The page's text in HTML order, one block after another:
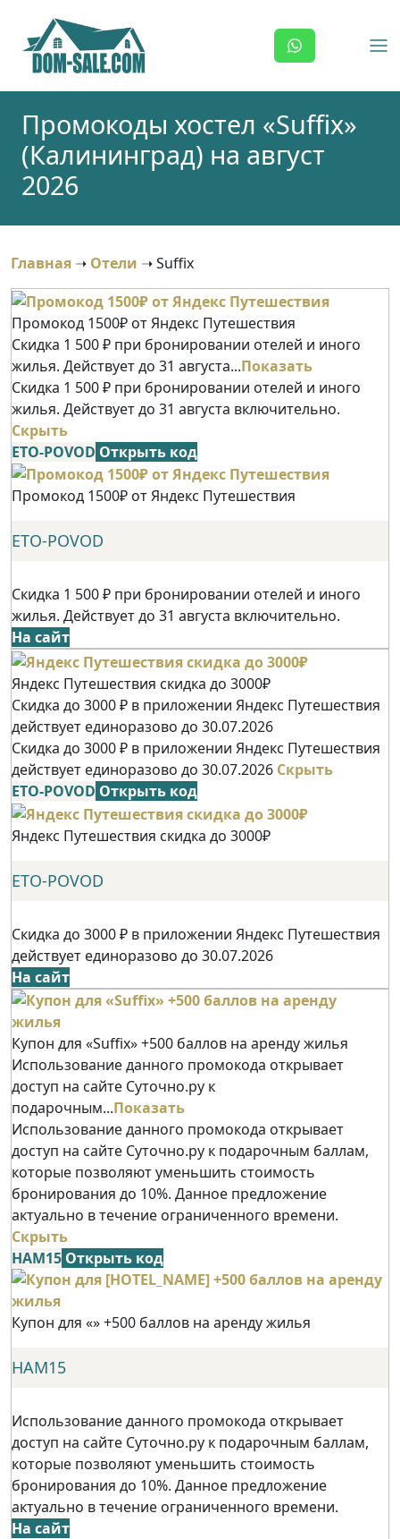
content
Промокоды хостел «Suffix»
(Калининград) на август
2026
Главная ➝ Отели ➝Suffix
Промокод 1500₽ от Яндекс Путешествия
Скидка 1 500 ₽ при бронировании отелей и иного
жилья. Действует до 31 августа...Показать
Скидка 1 500 ₽ при бронировании отелей и иного
жилья. Действует до 31 августа включительно.
Скрыть
ETO-POVOD Открыть код
Промокод 1500₽ от Яндекс Путешествия
ETO-POVOD
Скидка 1 500 ₽ при бронировании отелей и иного
жилья. Действует до 31 августа включительно.
На сайт
Яндекс Путешествия скидка до 3000₽
Скидка до 3000 ₽ в приложении Яндекс Путешествия
действует единоразово до 30.07.2026
Скидка до 3000 ₽ в приложении Яндекс Путешествия
действует единоразово до 30.07.2026 Скрыть
ETO-POVOD Открыть код
Яндекс Путешествия скидка до 3000₽
ETO-POVOD
Скидка до 3000 ₽ в приложении Яндекс Путешествия
действует единоразово до 30.07.2026
На сайт
Купон для «Suffix» +500 баллов на аренду жилья
Использование данного промокода открывает
доступ на сайте Суточно.ру к
подарочным...Показать
Использование данного промокода открывает
доступ на сайте Суточно.ру к подарочным баллам,
которые позволяют уменьшить стоимость
бронирования до 10%. Данное предложение
актуально в течение ограниченного времени.
Скрыть
НАМ15 Открыть код
Купон для «» +500 баллов на аренду жилья
НАМ15
Использование данного промокода открывает
доступ на сайте Суточно.ру к подарочным баллам,
которые позволяют уменьшить стоимость
бронирования до 10%. Данное предложение
актуально в течение ограниченного времени.
На сайт